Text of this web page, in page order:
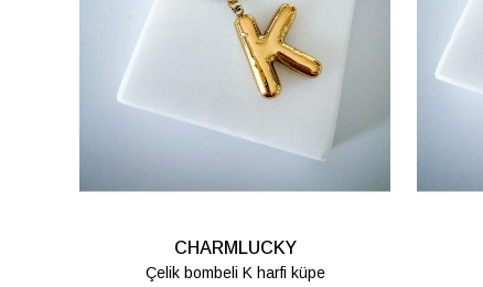
CHARMLUCKY
Çelik bombeli K harfi küpe